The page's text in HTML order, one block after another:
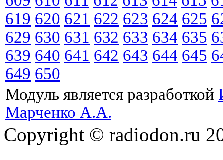
619 620 621 622 623 624 625
629 630 631 632 633 634 635
639 640 641 642 643 644 645
649 650
Модуль является разработкой
Марченко А.А.
Copyright © radiodon.ru